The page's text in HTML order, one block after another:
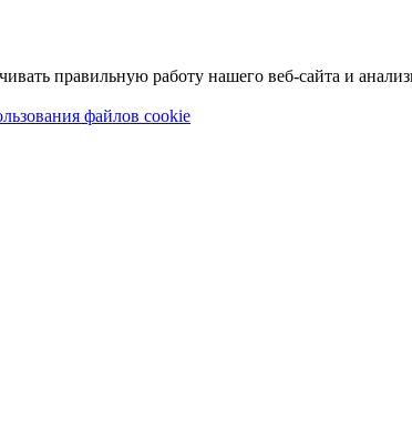
правильную работу нашего веб-сайта и
файлов cookie